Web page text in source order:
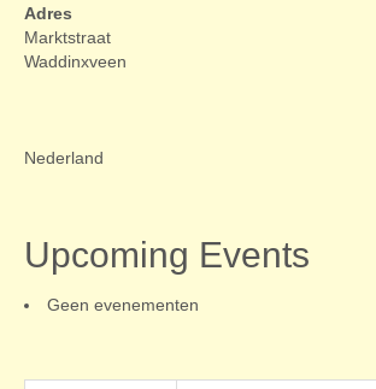
Adres
Marktstraat
Waddinxveen
Nederland
Upcoming Events
Geen evenementen